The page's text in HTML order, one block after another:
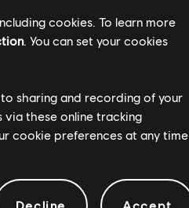
cookies. To learn more
. You can set your cookies
sharing and recording of your
these online tracking
cookie preferences at any time